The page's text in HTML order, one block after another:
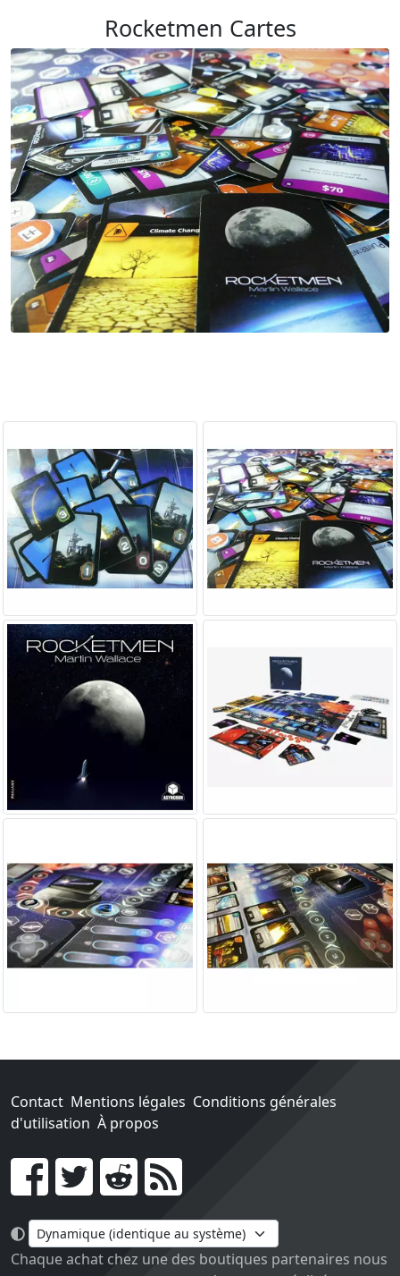
Rocketmen Cartes
Contact Mentions légales Conditions générales
d'utilisation À propos
Go !
Chaque achat chez une des boutiques partenaires nous